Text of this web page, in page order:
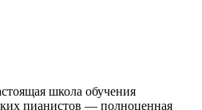
школа обучения
пианистов — полноценная